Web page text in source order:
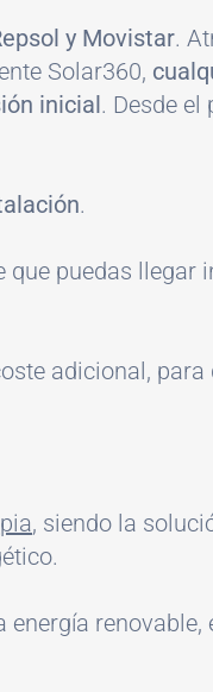
y Movistar.
Solar360,
inicial . Desde
.
puedas llegar
adicional,
, siendo la